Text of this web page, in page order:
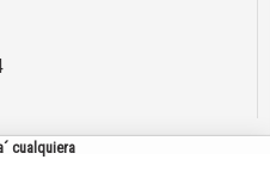
cualquiera